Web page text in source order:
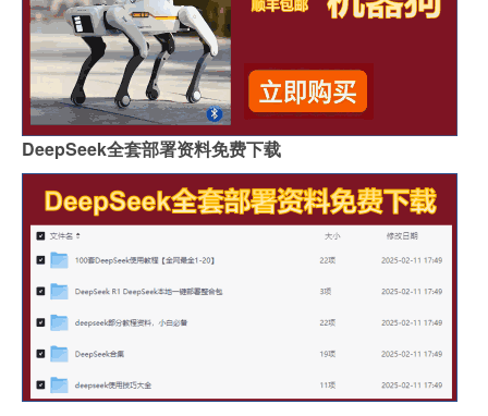
DeepSeek全套部署资料免费下载